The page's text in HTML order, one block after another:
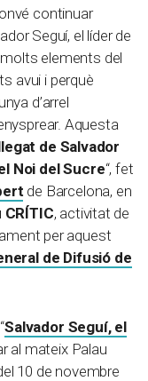
continuar
Seguí, el líder de
elements del
avui i perquè
d’arrel
Aquesta
de Salvador
Noi del Sucre“, fet
de Barcelona, en
, activitat de
per aquest
de Difusió de
Salvador Seguí, el
al mateix Palau
10 de novembre